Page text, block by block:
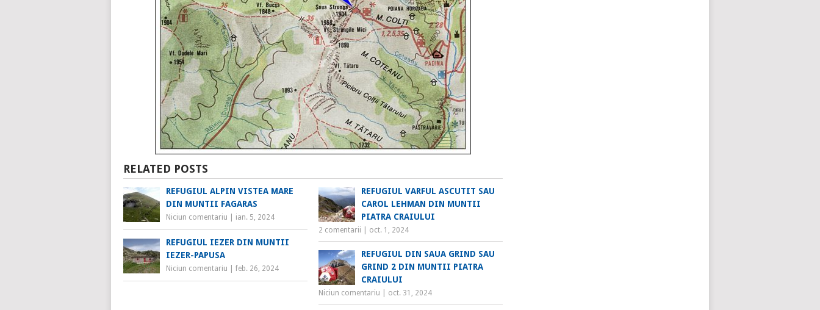
RELATED POSTS
REFUGIUL ALPIN VISTEA MARE
DIN MUNTII FAGARAS
Niciun comentariu ian. 5, 2024
REFUGIUL VARFUL ASCUTIT SAU
CAROL LEHMAN DIN MUNTII
PIATRA CRAIULUI
2 comentarii oct. 1, 2024
REFUGIUL IEZER DIN MUNTII
IEZER-PAPUSA
Niciun comentariu feb. 26, 2024
REFUGIUL DIN SAUA GRIND SAU
GRIND 2 DIN MUNTII PIATRA
CRAIULUI
Niciun comentariu oct. 31, 2024